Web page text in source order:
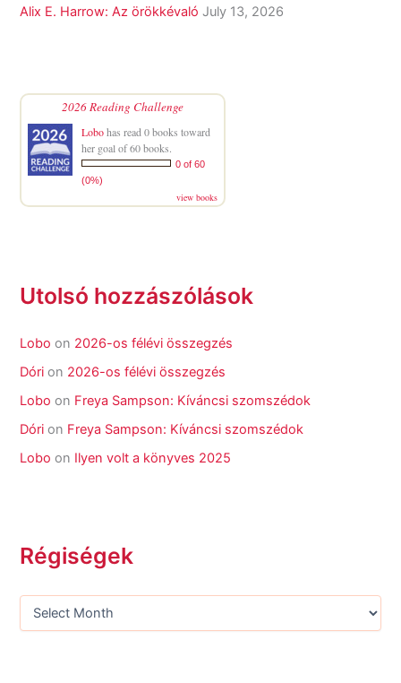
Alix E. Harrow: Az örökkévaló July 13, 2026
2026 Reading Challenge
Lobohas read 0 books toward
her goal of 60 books.
0 of 60
(0%)
view books
Utolsó hozzászólások
Lobo on 2026-os félévi összegzés
Dóri on 2026-os félévi összegzés
Lobo on Freya Sampson: Kíváncsi szomszédok
Dóri on Freya Sampson: Kíváncsi szomszédok
Lobo on Ilyen volt a könyves 2025
Régiségek